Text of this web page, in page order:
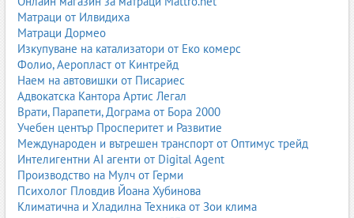
Матраци от Илвидиха
Матраци Дормео
Изкупуване на катализатори от Еко комерс
Фолио, Аеропласт от Кинтрейд
Наем на автовишки от Писариес
Адвокатска Кантора Артис Легал
Врати, Парапети, Дограма от Бора 2000
Учебен център Просперитет и Развитие
Международен и вътрешен транспорт от Оптимус трейд
Интелигентни AI агенти от Digital Agent
Производство на Мулч от Герми
Психолог Пловдив Йоана Хубинова
Климатична и Хладилна Техника от Зои клима